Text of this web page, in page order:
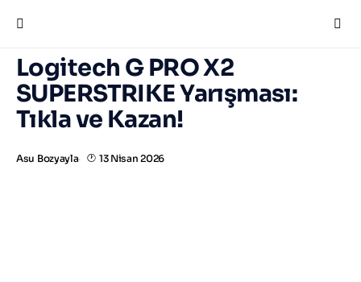
Logitech G PRO X2
SUPERSTRIKE Yarışması:
Tıkla ve Kazan!
Asu Bozyayla 13 Nisan 2026